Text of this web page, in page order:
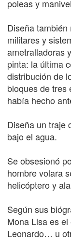
poleas y
Diseña
militares y
ametralladoras
pinta: la última
distribución de
bloques de tres
había hecho
Diseña un traje
bajo el agua.
Se obsesionó
hombre volara
helicóptero y
Según sus
Mona Lisa es
Leonardo… u